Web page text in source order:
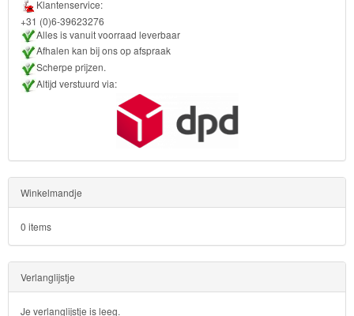
Bob
de
bouwer
SpongeBob
Skylanders
Superman
Toy
Story
Klantenservice:
+31 (0)6-39623276
Alles is vanuit voorraad leverbaar
Afhalen kan bij ons op afspraak
Scherpe prijzen.
Altijd verstuurd via:
Winkelmandje
0 items
Verlanglijstje
Je verlanglijstje is leeg.